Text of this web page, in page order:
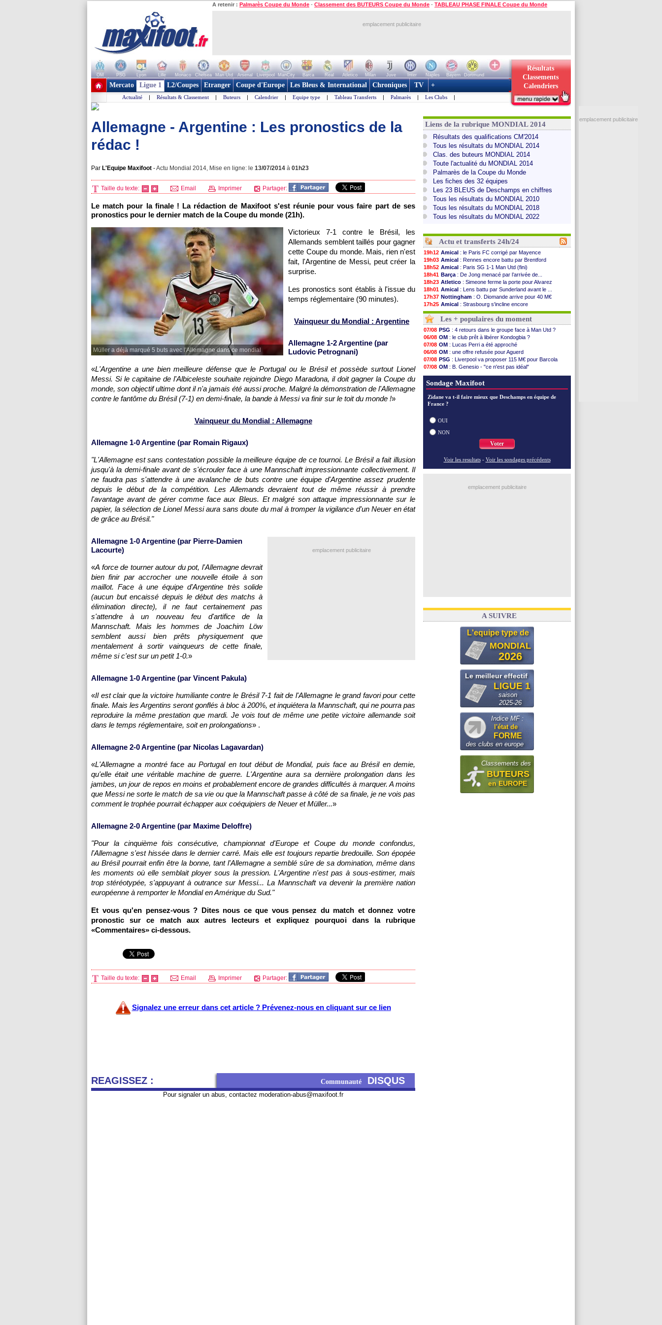
A retenir : Palmarès Coupe du Monde - Classement des BUTEURS Coupe du Monde - TABLEAU PHASE FINALE Coupe du Monde
emplacement publicitaire
OM PSG Lyon Lille Monaco Chelsea Man Utd Arsenal Liverpool ManCity Barca Real Atletico Milan Juve Inter Naples Bayern
Dortmund
+ de clubs
Résultats
Classements
Calendriers
Mercato Ligue 1 L2/Coupes Etranger Coupe d'Europe Les Bleus & International Chroniques TV +
Actualité | Résultats & Classement | Buteurs | Calendrier | Equipe type | Tableau Transferts | Palmarès | Les Clubs |
Allemagne - Argentine : Les pronostics de la
rédac !
Par L'Equipe Maxifoot -Actu Mondial 2014, Mise en ligne: le 13/07/2014 à 01h23
Taille du texte: Email Imprimer Partager:
Le match pour la finale ! La rédaction de Maxifoot s'est réunie pour vous faire part de ses
pronostics pour le dernier match de la Coupe du monde (21h).
Müller a déjà marqué 5 buts avec l'Allemagne dans ce mondial
Victorieux 7-1 contre le Brésil, les
Allemands semblent taillés pour gagner
cette Coupe du monde. Mais, rien n'est
fait, l'Argentine de Messi, peut créer la
surprise.
Les pronostics sont établis à l'issue du
temps réglementaire (90 minutes).
Vainqueur du Mondial : Argentine
Allemagne 1-2 Argentine (par
Ludovic Petrognani)
«L'Argentine a une bien meilleure défense que le Portugal ou le Brésil et possède surtout Lionel
Messi. Si le capitaine de l'Albiceleste souhaite rejoindre Diego Maradona, il doit gagner la Coupe du
monde, son objectif ultime dont il n'a jamais été aussi proche. Malgré la démonstration de l'Allemagne
contre le fantôme du Brésil (7-1) en demi-finale, la bande à Messi va finir sur le toit du monde !»
Vainqueur du Mondial : Allemagne
Allemagne 1-0 Argentine (par Romain Rigaux)
"L'Allemagne est sans contestation possible la meilleure équipe de ce tournoi. Le Brésil a fait illusion
jusqu'à la demi-finale avant de s'écrouler face à une Mannschaft impressionnante collectivement. Il
ne faudra pas s'attendre à une avalanche de buts contre une équipe d'Argentine assez prudente
depuis le début de la compétition. Les Allemands devraient tout de même réussir à prendre
l'avantage avant de gérer comme face aux Bleus. Et malgré son attaque impressionnante sur le
papier, la sélection de Lionel Messi aura sans doute du mal à tromper la vigilance d'un Neuer en état
de grâce au Brésil."
emplacement publicitaire
Allemagne 1-0 Argentine (par Pierre-Damien
Lacourte)
«A force de tourner autour du pot, l'Allemagne devrait
bien finir par accrocher une nouvelle étoile à son
maillot. Face à une équipe d'Argentine très solide
(aucun but encaissé depuis le début des matchs à
élimination directe), il ne faut certainement pas
s'attendre à un nouveau feu d'artifice de la
Mannschaft. Mais les hommes de Joachim Löw
semblent aussi bien prêts physiquement que
mentalement à sortir vainqueurs de cette finale,
même si c'est sur un petit 1-0.»
Allemagne 1-0 Argentine (par Vincent Pakula)
«Il est clair que la victoire humiliante contre le Brésil 7-1 fait de l'Allemagne le grand favori pour cette
finale. Mais les Argentins seront gonflés à bloc à 200%, et inquiétera la Mannschaft, qui ne pourra pas
reproduire la même prestation que mardi. Je vois tout de même une petite victoire allemande soit
dans le temps réglementaire, soit en prolongations» .
Allemagne 2-0 Argentine (par Nicolas Lagavardan)
«L'Allemagne a montré face au Portugal en tout début de Mondial, puis face au Brésil en demie,
qu'elle était une véritable machine de guerre. L'Argentine aura sa dernière prolongation dans les
jambes, un jour de repos en moins et probablement encore de grandes difficultés à marquer. A moins
que Messi ne sorte le match de sa vie ou que la Mannschaft passe à côté de sa finale, je ne vois pas
comment le trophée pourrait échapper aux coéquipiers de Neuer et Müller...»
Allemagne 2-0 Argentine (par Maxime Deloffre)
"Pour la cinquième fois consécutive, championnat d'Europe et Coupe du monde confondus,
l'Allemagne s'est hissée dans le dernier carré. Mais elle est toujours repartie bredouille. Son épopée
au Brésil pourrait enfin être la bonne, tant l'Allemagne a semblé sûre de sa domination, même dans
les moments où elle semblait ployer sous la pression. L'Argentine n'est pas à sous-estimer, mais
trop stéréotypée, s'appuyant à outrance sur Messi... La Mannschaft va devenir la première nation
européenne à remporter le Mondial en Amérique du Sud."
Et vous qu'en pensez-vous ? Dites nous ce que vous pensez du match et donnez votre
pronostic sur ce match aux autres lecteurs et expliquez pourquoi dans la rubrique
«Commentaires» ci-dessous.
Taille du texte: Email Imprimer Partager:
Signalez une erreur dans cet article ? Prévenez-nous en cliquant sur ce lien
REAGISSEZ : Communauté DISQUS
Pour signaler un abus, contactez moderation-abus@maxifoot.fr
Liens de la rubrique MONDIAL 2014
Résultats des qualifications CM'2014
Tous les résultats du MONDIAL 2014
Clas. des buteurs MONDIAL 2014
Toute l'actualité du MONDIAL 2014
Palmarès de la Coupe du Monde
Les fiches des 32 équipes
Les 23 BLEUS de Deschamps en chiffres
Tous les résultats du MONDIAL 2010
Tous les résultats du MONDIAL 2018
Tous les résultats du MONDIAL 2022
Actu et transferts 24h/24
19h12 Amical : le Paris FC corrigé par Mayence
19h03 Amical : Rennes encore battu par Brentford
18h52 Amical : Paris SG 1-1 Man Utd (fini)
18h41 Barça : De Jong menacé par l’arrivée de...
18h23 Atletico : Simeone ferme la porte pour Alvarez
18h01 Amical : Lens battu par Sunderland avant le ...
17h37 Nottingham : O. Diomande arrive pour 40 M€
17h25 Amical : Strasbourg s'incline encore
17h08 Amical: Lille s'impose à Hambourg
16h55
Lens: Ganiou prolongé jusqu'en 2030 (officiel)
16h31 OM: le PSG, les précisions de Benatia
16h11
Amical: Paris SG-Man Utd, les compos
16h06
Amical: Chelsea corrige l'AC Milan
15h48
Argentine : Messi perd son papa
15h41
Amical: l'Inter s'offre la Juventus
15h21
Atletico: Almada rejoint River Plate (off.)
15h14
Monaco : Camara a la cote en Angleterre
14h43 OM: la piste Goore en attaque
13h59 Amical : Rennes s'incline contre Brentford
13h55 Arsenal
13h30 Real
Les + populaires du moment
07/08 PSG : 4 retours dans le groupe face à Man Utd ?
06/08 OM : le club prêt à libérer Kondogbia ?
07/08 OM : Lucas Perri a été approché
06/08 OM : une offre refusée pour Aguerd
07/08 PSG : Liverpool va proposer 115 M€ pour Barcola
07/08 OM : B. Genesio - "ce n'est pas idéal"
07/08 L1: prison avec sursis requis contre un arbitre
Sondage Maxifoot
Zidane va t-il faire mieux que Deschamps en équipe de
France ?
OUI
NON
Voter
Voir les resultats - Voir les sondages précédents
emplacement publicitaire
A SUIVRE
L'equipe type de
MONDIAL
2026
Le meilleur effectif
LIGUE 1
saison
2025-26
Indice MF :
l'état de
FORME
des clubs en europe
Classements des
BUTEURS
en EUROPE
emplacement publicitaire